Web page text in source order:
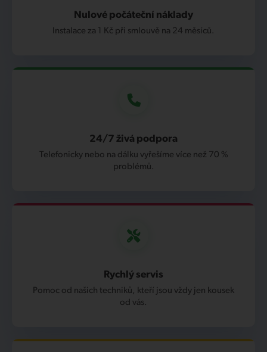
Nulové počáteční náklady
Instalace za 1 Kč při smlouvě na 24 měsíců.
24/7 živá podpora
Telefonicky nebo na dálku vyřešíme více než 70 %
problémů.
Rychlý servis
Pomoc od našich techniků, kteří jsou vždy jen kousek
od vás.